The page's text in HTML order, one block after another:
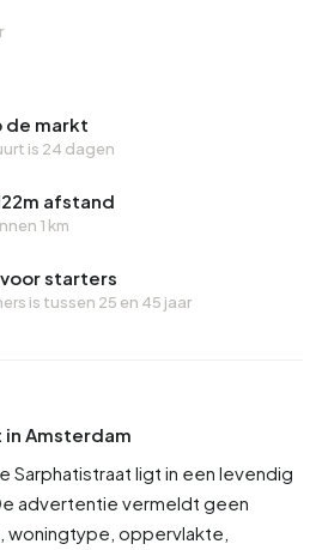
de markt
is 24 dagen
afstand
1 km
starters
is tussen 25 en 45 jaar
Amsterdam
Sarphatistraat ligt in een levendig
advertentie vermeldt geen
woningtype, oppervlakte,